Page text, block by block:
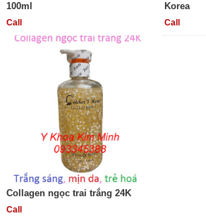
100ml
Call
Korea
Call
Collagen ngọc trai trắng 24K
Call